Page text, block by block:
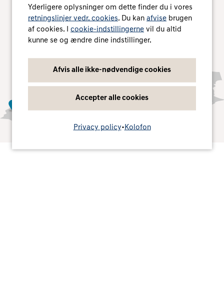
personoplysninger såsom din IP-adresse og
oplysninger om, hvordan du bruger kortet. Vi vil
også gemme dit samtykke i en cookie. Du kan til
enhver tid tilbagekalde dit samtykke med
privatlivspolitik.
Ja, jeg accepterer
Yderligere oplysninger om dette finder du i vores
retningslinjer vedr. cookies. Du kan afvise brugen
af cookies. I cookie-indstillingerne vil du altid
kunne se og ændre dine indstillinger.
Afvis alle ikke-nødvendige cookies
Accepter alle cookies
Privacy policy• Kolofon